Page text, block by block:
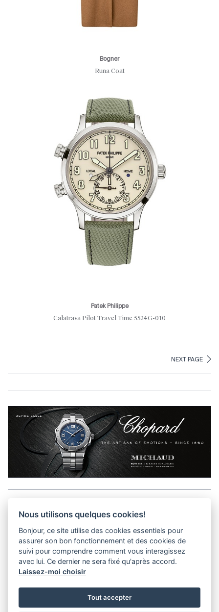
Bogner
Runa Coat
Patek Philippe
Calatrava Pilot Travel Time 5524G-010
NEXT PAGE
Media Kit
Privacy Policy
Pl. de la Palud 23
Tel : +41 (21) 312 41 41
Nous utilisons quelques cookies!
Bonjour, ce site utilise des cookies essentiels pour
assurer son bon fonctionnement et des cookies de
suivi pour comprendre comment vous interagissez
avec lui. Ce dernier ne sera fixé qu'après accord.
Laissez-moi choisir
Tout accepter